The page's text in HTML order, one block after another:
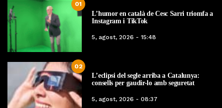
01
L’humor en català de Cesc Sarri triomfa a
Instagram i TikTok
5, agost, 2026 - 15:48
02
L’eclipsi del segle arriba a Catalunya:
consells per gaudir-lo amb seguretat
5, agost, 2026 - 08:37